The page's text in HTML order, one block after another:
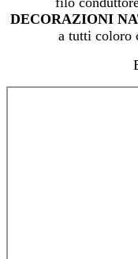
DECORAZIONI
a tutti coloro